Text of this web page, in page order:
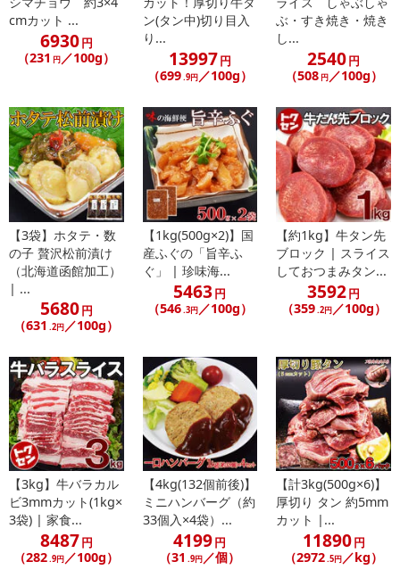
cmカット ...
6930円
（231 円／100g）
ン(タン中)切り目入
り...
13997円
（699.9円／100g）
ぶ・すき焼き・焼き
し...
2540円
（508 円／100g）
【3袋】ホタテ・数
の子 贅沢松前漬け
（北海道函館加工）
| ...
5680円
（631 .2円 ／100g）
【1kg(500g×2)】国
産ふぐの「旨辛ふ
ぐ」 | 珍味海...
5463円
（546 .3円／100g）
【約1kg】牛タン先
ブロック | スライス
しておつまみタン...
3592円
（359 .2円／100g）
【3kg】牛バラカル
ビ3mmカット(1kg×
3袋) | 家食...
8487円
（282.9円／100g）
【4kg(132個前後)】
ミニハンバーグ（約
33個入×4袋）...
4199円
（31 .9円／個）
【計3kg(500g×6)】
厚切り タン 約5mm
カット |...
11890円
（2972.5円／kg）